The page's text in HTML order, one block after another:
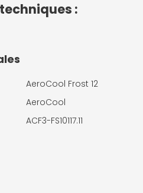
:
AeroCool Frost 12
AeroCool
ACF3-FS10117.11